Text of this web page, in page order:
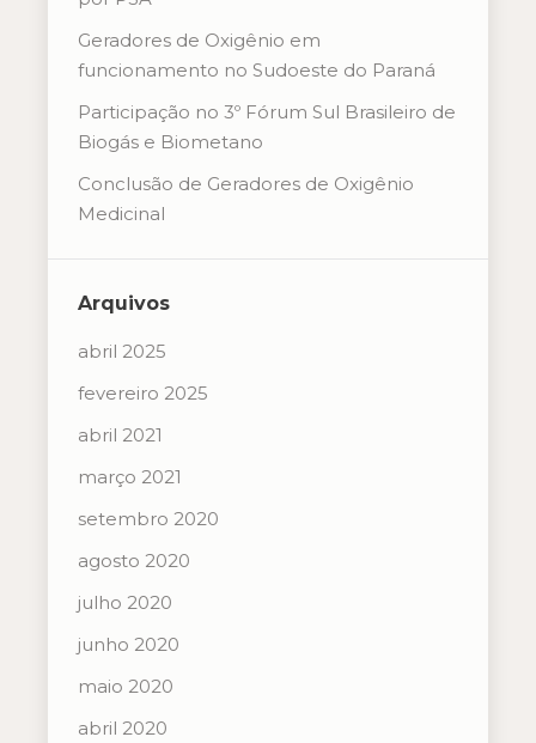
Geradores de Oxigênio em
funcionamento no Sudoeste do Paraná
Participação no 3º Fórum Sul Brasileiro de
Biogás e Biometano
Conclusão de Geradores de Oxigênio
Medicinal
Arquivos
abril 2025
fevereiro 2025
abril 2021
março 2021
setembro 2020
agosto 2020
julho 2020
junho 2020
maio 2020
abril 2020